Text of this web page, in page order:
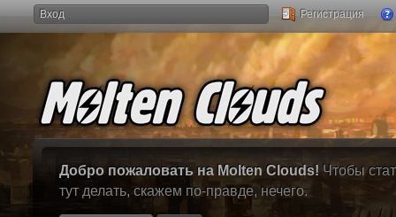
Вход Регистрация
Добро пожаловать на Molten Clouds! Чтобы
тут делать, скажем по-правде, нечего.